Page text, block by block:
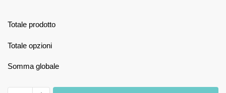
Totale prodotto
Totale opzioni
Somma globale